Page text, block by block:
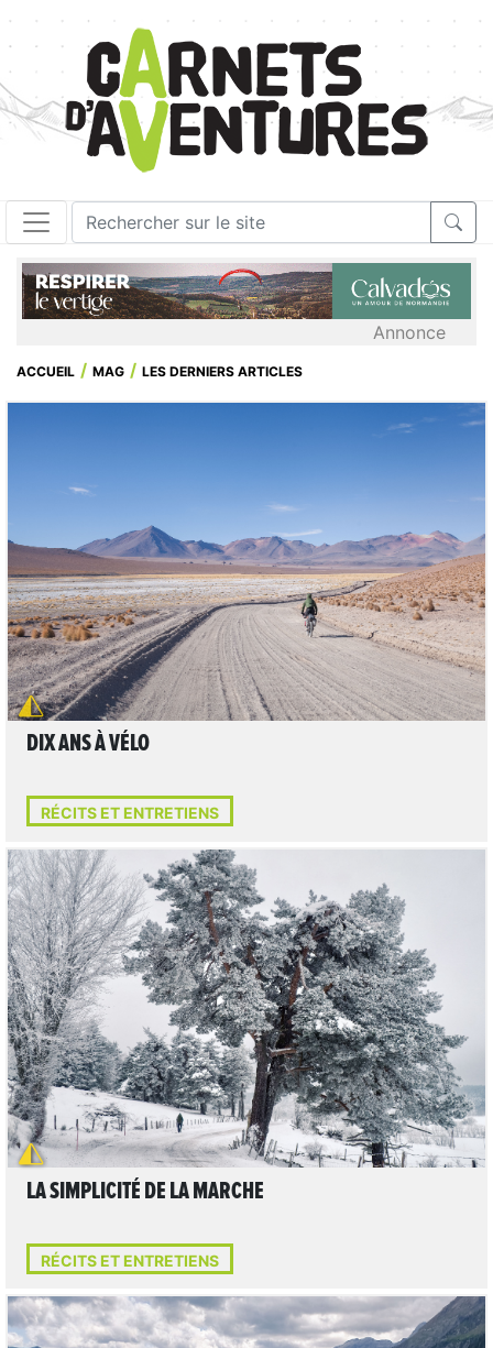
Annonce
ACCUEIL MAG LES DERNIERS ARTICLES
LIRE L'ARTICLE
DIX ANS À VÉLO
RÉCITS ET ENTRETIENS
LIRE L'ARTICLE
LA SIMPLICITÉ DE LA MARCHE
RÉCITS ET ENTRETIENS